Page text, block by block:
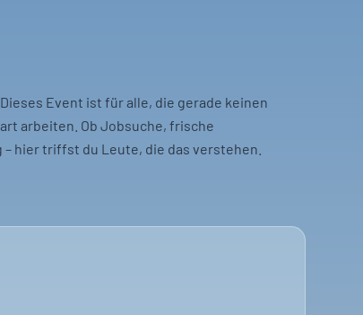
Event ist für alle, die gerade keinen
arbeiten. Ob Jobsuche, frische
hier triffst du Leute, die das verstehen.
Smalltalk-Floskeln. Einfach entspannt
mit seinen Herausforderungen nicht allein